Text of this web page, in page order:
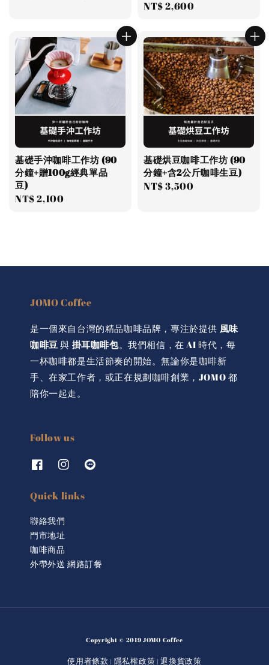
Regular
NT$ 2,600
基礎手沖咖啡工作坊 (90
分鐘+贈100g經典單品
豆)
Regular
NT$ 2,100
基礎烘豆咖啡工作坊 (90
分鐘+含2公斤咖啡生豆)
Regular
NT$ 3,500
JOMO Coffee
是一個來自台灣的精品咖啡品牌，專注於提供 風味
咖啡豆 與 掛耳咖啡包。我們相信，在 AI 時代，每
一杯咖啡都是生活節奏的開始。無論你是咖啡新
手、在家工作者，或正在規劃咖啡創業，JOMO 都
陪你一起走。
Follow us
Quick links
聯絡我們
門市地址
咖啡商品
外帶外送 網路訂餐
Copyright © 2019 JOMO Coffee
使用者條款 | 隱私權政策 |退換貨政策